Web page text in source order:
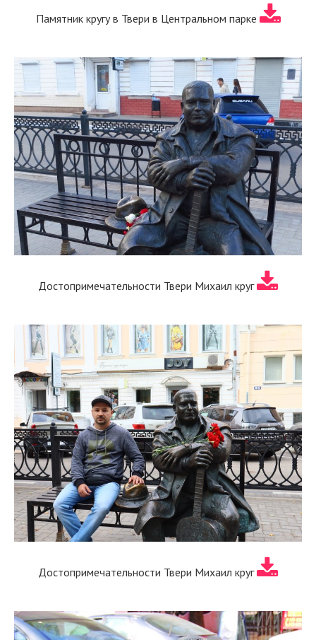
Памятник кругу в Твери в Центральном парке
Достопримечательности Твери Михаил круг
Достопримечательности Твери Михаил круг